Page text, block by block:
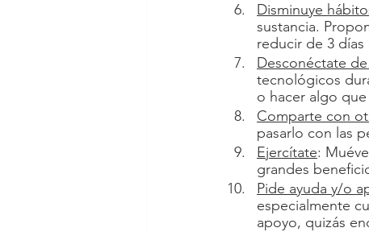
Disminuye
sustancia.
reducir de 3
Desconéctate
tecnológicos
o hacer algo
Comparte con
pasarlo con las
Ejercítate:
grandes
Pide ayuda y/o
especialmente
apoyo, quizás